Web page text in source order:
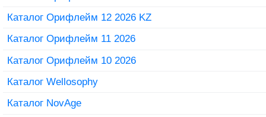
Каталог Орифлейм 12 2026 KZ
Каталог Орифлейм 11 2026
Каталог Орифлейм 10 2026
Каталог Wellosophy
Каталог NovAge